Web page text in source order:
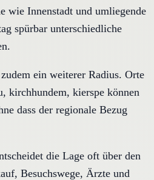
wie Innenstadt und umliegende
spürbar unterschiedliche
ein weiterer Radius. Orte
kirchhundem, kierspe können
dass der regionale Bezug
die Lage oft über den
Besuchswege, Ärzte und